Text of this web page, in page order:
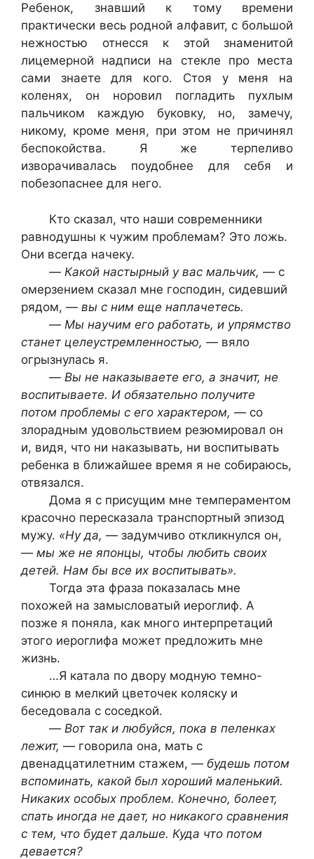
Ребенок, знавший к тому времени
практически весь родной алфавит, с большой
нежностью отнесся к этой знаменитой
лицемерной надписи на стекле про места
сами знаете для кого. Стоя у меня на
коленях, он норовил погладить пухлым
пальчиком каждую буковку, но, замечу,
никому, кроме меня, при этом не причинял
беспокойства. Я же терпеливо
изворачивалась поудобнее для себя и
побезопаснее для него.
Кто сказал, что наши современники
равнодушны к чужим проблемам? Это ложь.
Они всегда начеку.
— Какой настырный у вас мальчик, — с
омерзением сказал мне господин, сидевший
рядом, — вы с ним еще наплачетесь.
— Мы научим его работать, и упрямство
станет целеустремленностью, — вяло
огрызнулась я.
— Вы не наказываете его, а значит, не
воспитываете. И обязательно получите
потом проблемы с его характером, — со
злорадным удовольствием резюмировал он
и, видя, что ни наказывать, ни воспитывать
ребенка в ближайшее время я не собираюсь,
отвязался.
Дома я с присущим мне темпераментом
красочно пересказала транспортный эпизод
мужу. «Ну да, — задумчиво откликнулся он,
— мы же не японцы, чтобы любить своих
детей. Нам бы все их воспитывать».
Тогда эта фраза показалась мне
похожей на замысловатый иероглиф. А
позже я поняла, как много интерпретаций
этого иероглифа может предложить мне
жизнь.
…Я катала по двору модную темно-
синюю в мелкий цветочек коляску и
беседовала с соседкой.
— Вот так и любуйся, пока в пеленках
лежит, — говорила она, мать с
двенадцатилетним стажем, — будешь потом
вспоминать, какой был хороший маленький.
Никаких особых проблем. Конечно, болеет,
спать иногда не дает, но никакого сравнения
с тем, что будет дальше. Куда что потом
девается?